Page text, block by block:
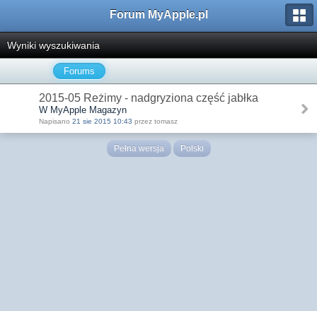
Forum MyApple.pl
Wyniki wyszukiwania
Forums
2015-05 Reżimy - nadgryziona część jabłka
W MyApple Magazyn
Napisano 21 sie 2015 10:43 przez tomasz
Pełna wersja Polski